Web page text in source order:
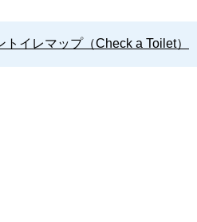
イレマップ（Check a Toilet）